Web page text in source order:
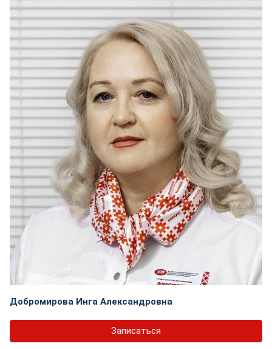
Добромирова Инга Александровна
Записаться